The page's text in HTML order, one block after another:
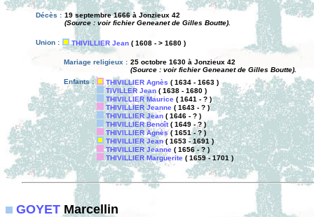
Décès : 19 septembre 1666 à Jonzieux 42
(Source : voir fichier Geneanet de Gilles Boutte).
Union : THIVILLIER Jean ( 1608 - > 1680 )
Mariage religieux : 25 octobre 1630 à Jonzieux 42
(Source : voir fichier Geneanet de Gilles Boutte).
Enfants :
THIVILLIER Agnès ( 1634 - 1663 )
TIVILLER Jean ( 1638 - 1680 )
THIVILLIER Maurice ( 1641 - ? )
THIVILLIER Jeanne ( 1643 - ? )
THIVILLIER Jean ( 1646 - ? )
THIVILLIER Benoît( 1649 - ? )
THIVILLIER Agnès( 1651 - ? )
THIVILLIER Jean( 1653 - 1691 )
THIVILLIER Jeanne ( 1656 - ? )
THIVILLIER Marguerite ( 1659 - 1701 )
GOYET Marcellin